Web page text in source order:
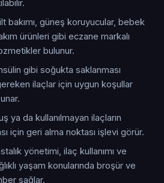
bakımı, güneş koruyucular, bebek
ürünleri gibi eczane markalı
bulunur.
gibi soğukta saklanması
ilaçlar için uygun koşullar
ya da kullanılmayan ilaçların
için geri alma noktası işlevi görür.
yönetimi, ilaç kullanımı ve
yaşam konularında broşür ve
sağlar.